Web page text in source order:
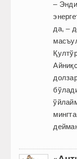
–
да, –